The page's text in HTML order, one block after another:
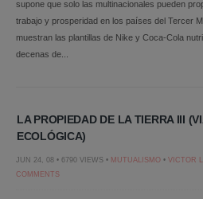
supone que solo las multinacionales pueden
trabajo y prosperidad en los países del Tercer
muestran las plantillas de Nike y Coca-Cola
decenas de...
LA PROPIEDAD DE LA TIERRA III
ECOLÓGICA)
JUN 24, 08 • 6790 VIEWS • MUTUALISMO • VICTOR
COMMENTS